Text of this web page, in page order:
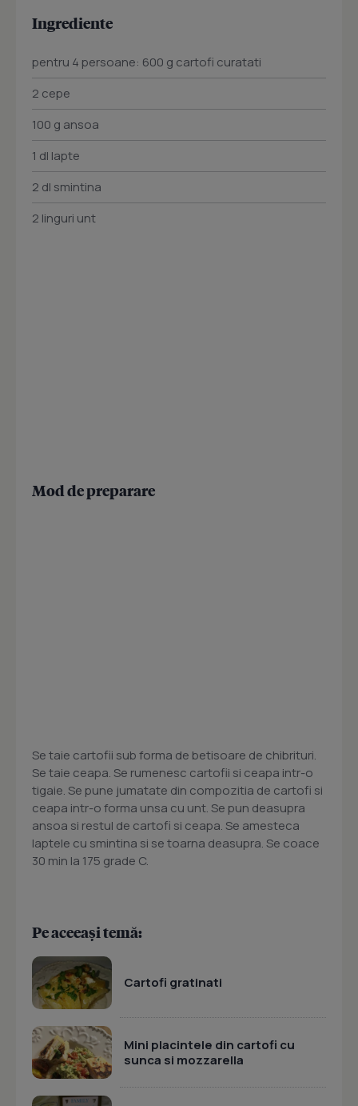
Ingrediente
pentru 4 persoane: 600 g cartofi curatati
2 cepe
100 g ansoa
1 dl lapte
2 dl smintina
2 linguri unt
Mod de preparare
Se taie cartofii sub forma de betisoare de chibrituri.
Se taie ceapa. Se rumenesc cartofii si ceapa intr-o
tigaie. Se pune jumatate din compozitia de cartofi si
ceapa intr-o forma unsa cu unt. Se pun deasupra
ansoa si restul de cartofi si ceapa. Se amesteca
laptele cu smintina si se toarna deasupra. Se coace
30 min la 175 grade C.
Pe aceeași temă:
Cartofi gratinati
Mini placintele din cartofi cu
sunca si mozzarella